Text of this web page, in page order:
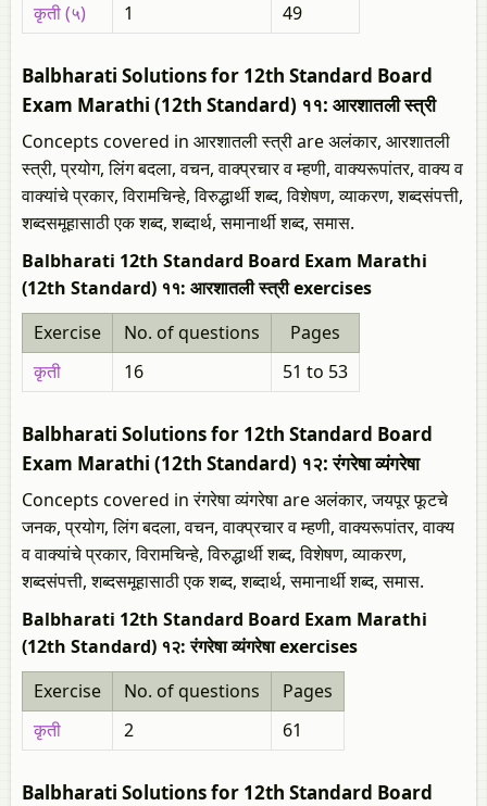
कृती (५)
1 49
Balbharati Solutions for 12th Standard Board
Exam Marathi (12th Standard) ११: आरशातली स्त्री
Concepts covered in आरशातली स्त्री are अलंकार, आरशातली
स्त्री, प्रयोग, लिंग बदला, वचन, वाक्प्रचार व म्हणी, वाक्यरूपांतर, वाक्य व
वाक्यांचे प्रकार, विरामचिन्हे, विरुद्धार्थी शब्द, विशेषण, व्याकरण, शब्दसंपत्ती,
शब्दसमूहासाठी एक शब्द, शब्दार्थ, समानार्थी शब्द, समास.
Balbharati 12th Standard Board Exam Marathi
(12th Standard) ११: आरशातली स्त्री exercises
Exercise
No. of questions
Pages
कृती
16 51 to 53
Balbharati Solutions for 12th Standard Board
Exam Marathi (12th Standard) १२: रंगरेषा व्यंगरेषा
Concepts covered in रंगरेषा व्यंगरेषा are अलंकार, जयपूर फूटचे
जनक, प्रयोग, लिंग बदला, वचन, वाक्प्रचार व म्हणी, वाक्यरूपांतर, वाक्य
व वाक्यांचे प्रकार, विरामचिन्हे, विरुद्धार्थी शब्द, विशेषण, व्याकरण,
शब्दसंपत्ती, शब्दसमूहासाठी एक शब्द, शब्दार्थ, समानार्थी शब्द, समास.
Balbharati 12th Standard Board Exam Marathi
(12th Standard) १२: रंगरेषा व्यंगरेषा exercises
Exercise
No. of questions
Pages
कृती
2 61
Balbharati Solutions for 12th Standard Board